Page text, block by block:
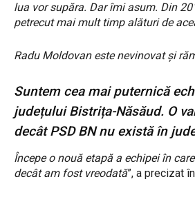
lua vor supăra. Dar îmi asum. Din
petrecut mai mult timp alături de
Radu Moldovan este nevinovat și
Suntem cea mai puternică
județului Bistrița-Năsăud. O
decât PSD BN nu există în
Începe o nouă etapă a echipei în
decât am fost vreodată”, a precizat